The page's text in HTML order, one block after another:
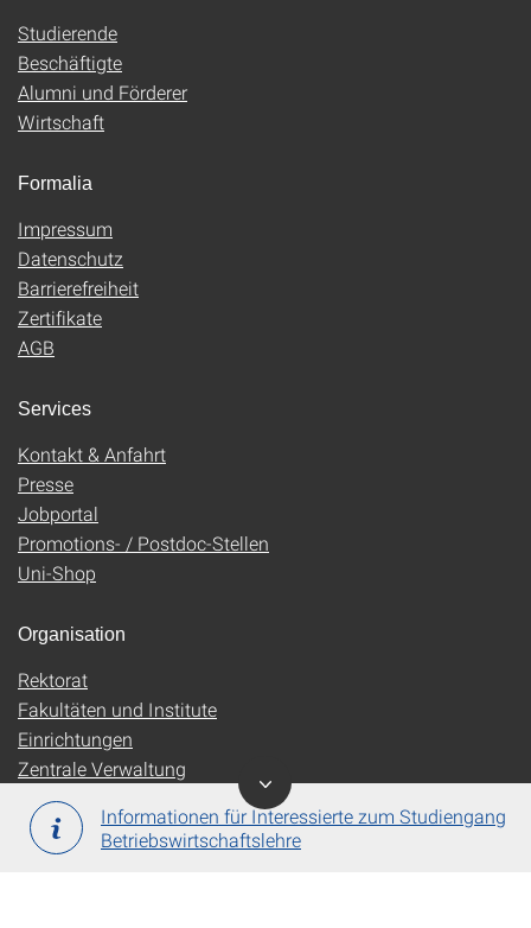
Informationen für Interessierte zum Studiengang
Betriebswirtschaftslehre
Studierende
Beschäftigte
Alumni und Förderer
Wirtschaft
Formalia
Impressum
Datenschutz
Barrierefreiheit
Zertifikate
AGB
Services
Kontakt & Anfahrt
Presse
Jobportal
Promotions- / Postdoc-Stellen
Uni-Shop
Organisation
Rektorat
Fakultäten und Institute
Einrichtungen
Zentrale Verwaltung